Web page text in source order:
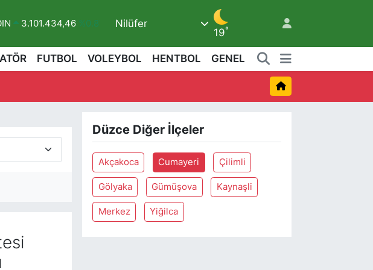
3.101.434,46 %0.87
47,7436 %0.18
%-14
Nilüfer
19°
FUTBOL VOLEYBOL HENTBOL GENEL
Düzce Diğer İlçeler
Akçakoca Cumayeri Çilimli
Gölyaka Gümüşova Kaynaşli
Merkez Yiğilca